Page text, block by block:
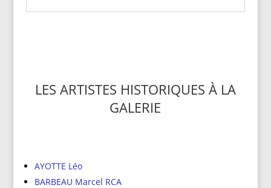
LES ARTISTES HISTORIQUES À LA
GALERIE
AYOTTE Léo
BARBEAU Marcel RCA